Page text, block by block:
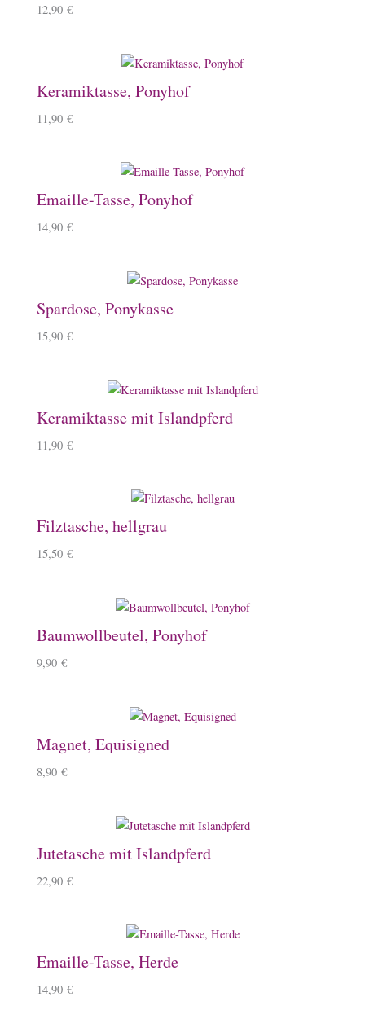
12,90 €
Keramiktasse, Ponyhof
11,90 €
Emaille-Tasse, Ponyhof
14,90 €
Spardose, Ponykasse
15,90 €
Keramiktasse mit Islandpferd
11,90 €
Filztasche, hellgrau
15,50 €
Baumwollbeutel, Ponyhof
9,90 €
Magnet, Equisigned
8,90 €
Jutetasche mit Islandpferd
22,90 €
Emaille-Tasse, Herde
14,90 €